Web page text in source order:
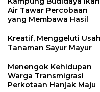
Air Tawar Percobaan
yang Membawa Hasil
Kreatif, Menggeluti
Tanaman Sayur Mayur
Menengok Kehidupan
Warga Transmigrasi
Perkotaan Hanjak Maju